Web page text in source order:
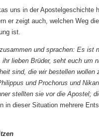
uns in der
er zeigt auch, welchen Weg
ist.
und sprachen: Es
lieben Brüder, seht euch um
sind, die wir bestellen
und Prochorus und
stellten sie vor die Apostel;
in dieser Situation mehrere